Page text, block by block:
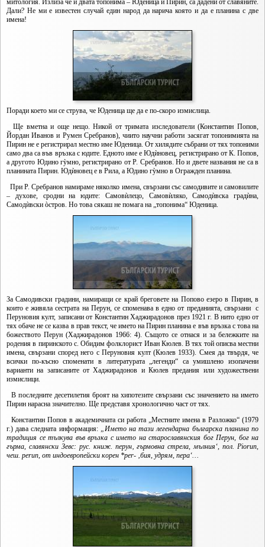
митология. Излиза че и двата топонима – Юденица и Пирин, са дадени от славяните.
Дали? Не ми е известен случай един народ да нарича която и да е планина с две
имена!
Поради което ми се струва, че Юденица ще да е по-скоро измислица.
Ще вметна и още нещо. Никой от тримата изследователи (Константин Попов,
Йордан Иванов и Румен Сребранов), чиито научни работи засягат топонимията на
Пирин не е регистрирал местно име Юденица. От хилядите събрани от тях топоними
само два са във връзка с юдите. Едното име е Юдѝновец, регистрирано от К. Попов,
а другото Юдино гỳмно, регистрирано от Р. Сребранов. Но и двете названия не са в
планината Пирин. Юдѝновец е в Рила, а Юдино гỳмно в Огражден планина.
При Р. Сребранов намираме няколко имена, свързани със самодивите и самовилите
– духове, сродни на юдите: Самовѝлецо, Самовѝляко, Самодѝвска градѝна,
Самодѝвски òстров. Но това сякаш не помага на „топонима“ Юденица.
За Самодивски градини, намиращи се край бреговете на Попово езеро в Пирин, в
които е живяла сестрата на Перун, се споменава в едно от преданията, свързани с
Перуновия култ, записани от Константин Хаджирадонов през 1921 г. В нито едно от
тях обаче не се казва в прав текст, че името на Пирин планина е във връзка с това на
божеството Перун (Хаджирадонов 1966: 4). Същото се отнася и за бележките на
родения в пиринското с. Обидим фолклорист Иван Кюлев. В тях той описва местни
имена, свързани според него с Перуновия култ (Кюлев 1933). Смея да твърдя, че
всички по-късно споменати в литературата „легенди“ са умишлено изопачени
варианти на записаните от Хаджирадонов и Кюлев предания или художествени
измислици.
В последните десетилетия броят на хипотезите свързани със значението на името
Пирин нарасна значително. Ще представя хронологично част от тях.
Константин Попов в академичната си работа „Местните имена в Разложко“ (1979
г.) дава следната информация: „Името на тази легендарна българска планина по
традиция се тълкува във връзка с името на старославянския бог Перун, бог на
гърма, славянски Зевс: рус. книж. перун‚ гърмовна стрела, мълния‘, пол. Piorun,
чеш. perun, от индоевропейски корен *per- ‚бия, удрям, пера‘…